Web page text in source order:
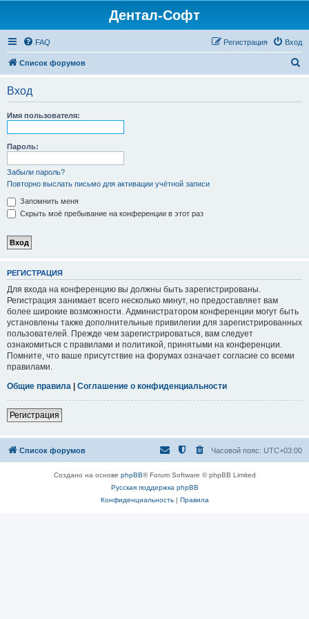
Дентал-Софт
FAQ Вход
Регистрация
Список форумов
Вход
Имя пользователя:
Пароль:
Забыли пароль?
Повторно выслать письмо для активации учётной записи
Запомнить меня
Скрыть моё пребывание на конференции в этот раз
РЕГИСТРАЦИЯ
Для входа на конференцию вы должны быть зарегистрированы.
Регистрация занимает всего несколько минут, но предоставляет вам
более широкие возможности. Администратором конференции могут быть
установлены также дополнительные привилегии для зарегистрированных
пользователей. Прежде чем зарегистрироваться, вам следует
ознакомиться с правилами и политикой, принятыми на конференции.
Помните, что ваше присутствие на форумах означает согласие со всеми
правилами.
Общие правила | Соглашение о конфиденциальности
Регистрация
Список форумов Часовой пояс: UTC+03:00
Создано на основе phpBB® Forum Software © phpBB Limited
Русская поддержка phpBB
Конфиденциальность| Правила